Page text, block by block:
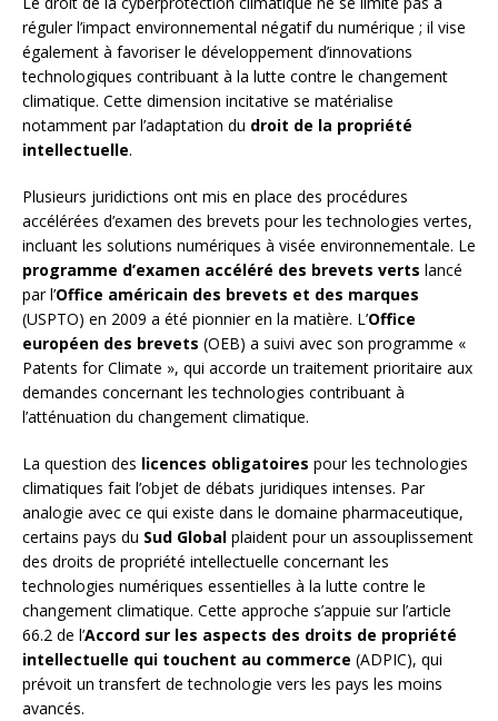
réguler l’impact environnemental négatif du numérique ; il vise
également à favoriser le développement d’innovations
technologiques contribuant à la lutte contre le changement
climatique. Cette dimension incitative se matérialise
notamment par l’adaptation du droit de la propriété
intellectuelle.
Plusieurs juridictions ont mis en place des procédures
accélérées d’examen des brevets pour les technologies vertes,
incluant les solutions numériques à visée environnementale. Le
programme d’examen accéléré des brevets verts lancé
par l’Office américain des brevets et des marques
(USPTO) en 2009 a été pionnier en la matière. L’Office
européen des brevets (OEB) a suivi avec son programme «
Patents for Climate », qui accorde un traitement prioritaire aux
demandes concernant les technologies contribuant à
l’atténuation du changement climatique.
La question des licences obligatoires pour les technologies
climatiques fait l’objet de débats juridiques intenses. Par
analogie avec ce qui existe dans le domaine pharmaceutique,
certains pays du Sud Global plaident pour un assouplissement
des droits de propriété intellectuelle concernant les
technologies numériques essentielles à la lutte contre le
changement climatique. Cette approche s’appuie sur l’article
66.2 de l’Accord sur les aspects des droits de propriété
intellectuelle qui touchent au commerce (ADPIC), qui
prévoit un transfert de technologie vers les pays les moins
avancés.